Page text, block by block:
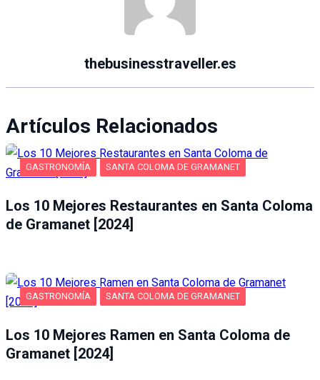
thebusinesstraveller.es
Artículos Relacionados
GASTRONOMÍA SANTA COLOMA DE GRAMANET
Los 10 Mejores Restaurantes en Santa Coloma
de Gramanet [2024]
GASTRONOMÍA SANTA COLOMA DE GRAMANET
Los 10 Mejores Ramen en Santa Coloma de
Gramanet [2024]